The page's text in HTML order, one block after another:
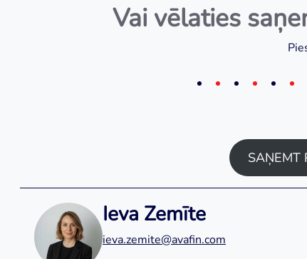
Vai vēlaties
SAŅEMT
Ieva Zemīte
ieva.zemite@avafin.com